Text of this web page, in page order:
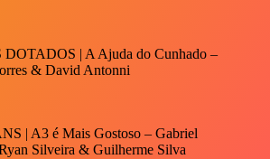
| A Ajuda do Cunhado –
& David Antonni
| A3 é Mais Gostoso – Gabriel
Silveira & Guilherme Silva